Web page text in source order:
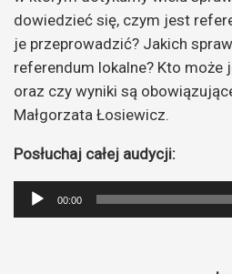
dowiedzieć się, czym jest
je przeprowadzić? Jakich
referendum lokalne? Kto może
oraz czy wyniki są
Małgorzata Łosiewicz.
Posłuchaj całej audycji:
Odtwarzacz
plików
00:00